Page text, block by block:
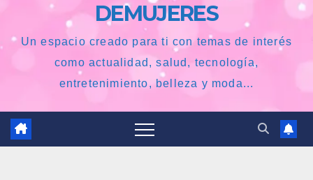
DEMUJERES
Un espacio creado para ti con temas de interés
como actualidad, salud, tecnología,
entretenimiento, belleza y moda...